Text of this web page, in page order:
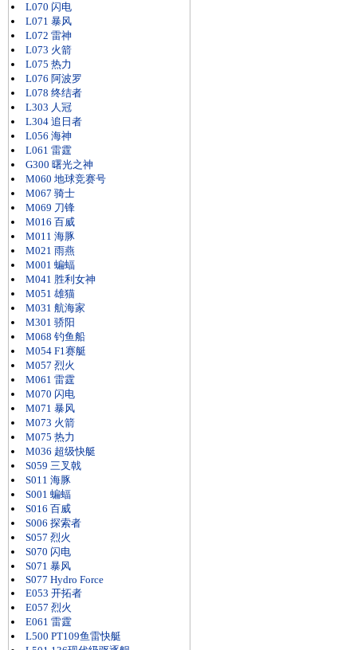
L070 闪电
L071 暴风
L072 雷神
L073 火箭
L075 热力
L076 阿波罗
L078 终结者
L303 人冠
L304 追日者
L056 海神
L061 雷霆
G300 曙光之神
M060 地球竞赛号
M067 骑士
M069 刀锋
M016 百威
M011 海豚
M021 雨燕
M001 蝙蝠
M041 胜利女神
M051 雄猫
M031 航海家
M301 骄阳
M068 钓鱼船
M054 F1赛艇
M057 烈火
M061 雷霆
M070 闪电
M071 暴风
M073 火箭
M075 热力
M036 超级快艇
S059 三叉戟
S011 海豚
S001 蝙蝠
S016 百威
S006 探索者
S057 烈火
S070 闪电
S071 暴风
S077 Hydro Force
E053 开拓者
E057 烈火
E061 雷霆
L500 PT109鱼雷快艇